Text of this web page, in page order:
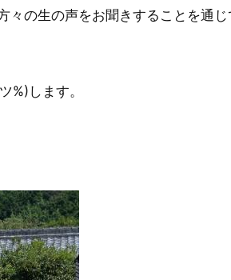
の生の声をお聞きすることを通
%)します。